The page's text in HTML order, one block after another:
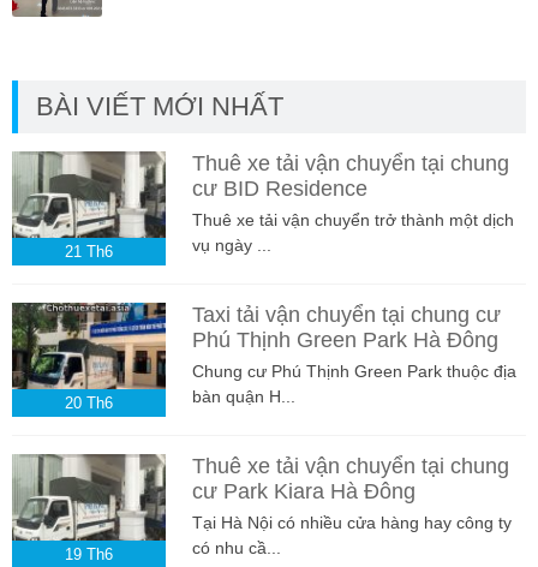
BÀI VIẾT MỚI NHẤT
21 Th6
Thuê xe tải vận chuyển tại chung
cư BID Residence
Thuê xe tải vận chuyển trở thành một dịch
vụ ngày ...
20 Th6
Taxi tải vận chuyển tại chung cư
Phú Thịnh Green Park Hà Đông
Chung cư Phú Thịnh Green Park thuộc địa
bàn quận H...
19 Th6
Thuê xe tải vận chuyển tại chung
cư Park Kiara Hà Đông
Tại Hà Nội có nhiều cửa hàng hay công ty
có nhu cầ...